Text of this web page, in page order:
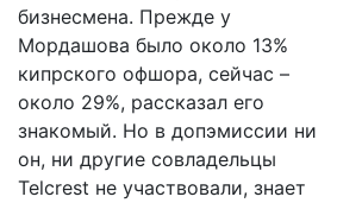
бизнесмена. Прежде у
Мордашова было около 13%
кипрского офшора, сейчас –
около 29%, рассказал его
знакомый. Но в допэмиссии ни
он, ни другие совладельцы
Telcrest не участвовали, знает